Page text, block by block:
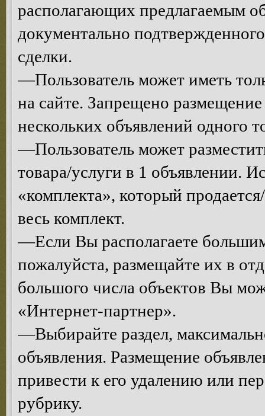
располагающих предлагаемым
документально
сделки.
—Пользователь может иметь
на сайте. Запрещено
нескольких объявлений одного
—Пользователь может
товара/услуги в 1 объявлении.
«комплекта», который
весь комплект.
—Если Вы располагаете
пожалуйста, размещайте их в
большого числа объектов Вы
«Интернет-партнер».
—Выбирайте раздел,
объявления. Размещение
привести к его удалению или
рубрику.